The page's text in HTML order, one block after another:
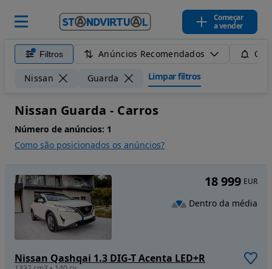
Começar
a vender
Filtros Anúncios Recomendados
Nissan Guarda Limpar filtros
Nissan Guarda - Carros
Número de anúncios: 1
Como são posicionados os anúncios?
Nissan Qashqai 1.3 DIG-T Acenta LED+R
18 999 EUR
Dentro da média